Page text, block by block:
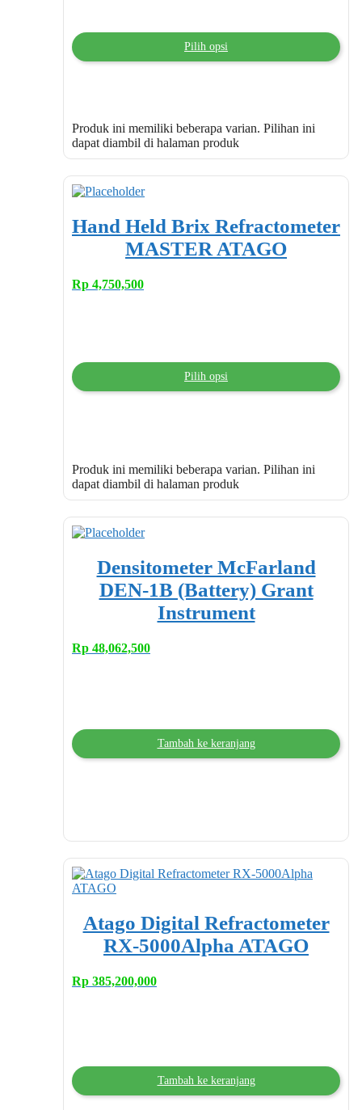
Pilih opsi
Produk ini memiliki beberapa varian. Pilihan ini
dapat diambil di halaman produk
Hand Held Brix Refractometer
MASTER ATAGO
Rp 4,750,500
Pilih opsi
Produk ini memiliki beberapa varian. Pilihan ini
dapat diambil di halaman produk
Densitometer McFarland
DEN-1B (Battery) Grant
Instrument
Rp 48,062,500
Tambah ke keranjang
Atago Digital Refractometer
RX-5000Alpha ATAGO
Rp 385,200,000
Tambah ke keranjang